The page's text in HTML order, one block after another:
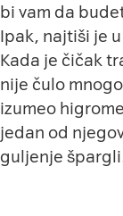
bi vam da
Ipak, najtiši je
Kada je čičak
nije čulo
izumeo
jedan od
guljenje